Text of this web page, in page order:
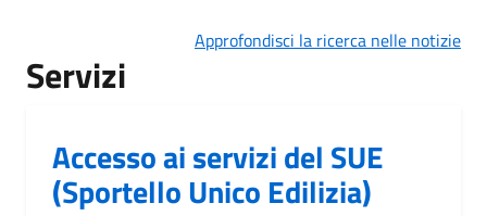
Approfondisci la ricerca nelle notizie
Servizi
Accesso ai servizi del SUE
(Sportello Unico Edilizia)